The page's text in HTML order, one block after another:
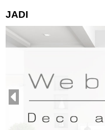
JADI